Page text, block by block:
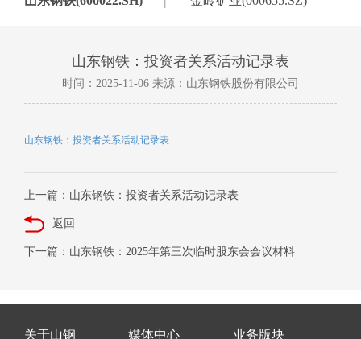
山东钢铁：投资者关系活动记录表
时间：2025-11-06 来源：山东钢铁股份有限公司
山东钢铁：投资者关系活动记录表
上一篇：山东钢铁：投资者关系活动记录表
返回
下一篇：山东钢铁：2025年第三次临时股东会会议材料
关于山钢 媒体中心 业务版块